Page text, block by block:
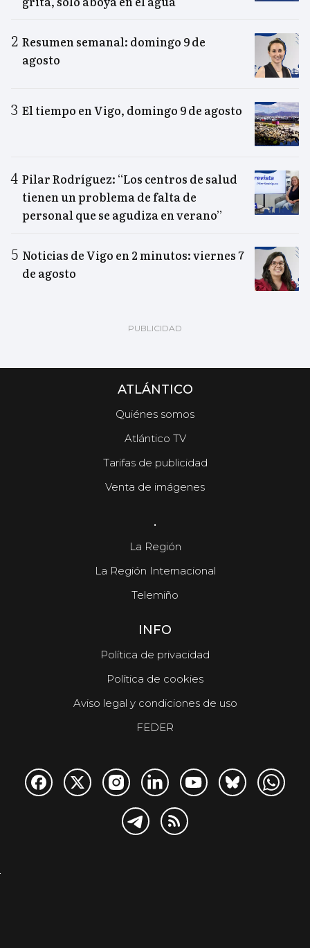
Resumen semanal: domingo 9 de
agosto
El tiempo en Vigo, domingo 9 de agosto
Pilar Rodríguez: “Los centros de salud
tienen un problema de falta de
personal que se agudiza en verano”
Noticias de Vigo en 2 minutos: viernes 7
de agosto
ATLÁNTICO
Quiénes somos
Atlántico TV
Tarifas de publicidad
Venta de imágenes
.
La Región
La Región Internacional
Telemiño
INFO
Política de privacidad
Política de cookies
Aviso legal y condiciones de uso
FEDER